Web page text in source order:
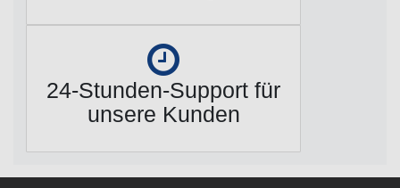
24-Stunden-Support für
unsere Kunden